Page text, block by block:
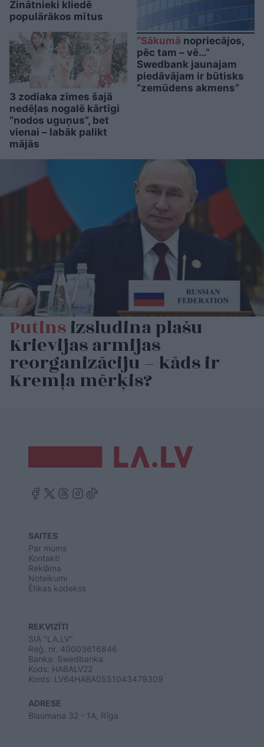
Zinātnieki kliedē
populārākos mītus
3 zodiaka zīmes šajā
nedēļas nogalē kārtīgi
“nodos uguņus”, bet
vienai – labāk palikt
mājās
“Sākumā nopriecājos,
pēc tam – vē…”
Swedbank jaunajam
piedāvājam ir būtisks
“zemūdens akmens”
Putinsizsludina plašu
Krievijas armijas
reorganizāciju – kāds ir
Kremļa mērķis?
SAITES
Par mums
Kontakti
Reklāma
Noteikumi
Ētikas kodekss
REKVIZĪTI
SIA "LA.LV"
Reģ. nr. 40003616846
Banka: Swedbanka
Kods: HABALV22
Konts: LV64HABA0551043479309
ADRESE
Blaumaņa 32 - 1A, Rīga